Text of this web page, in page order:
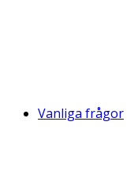
Vanliga frågor